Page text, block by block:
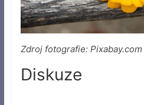
Zdroj fotografie: Pixabay.com
Diskuze